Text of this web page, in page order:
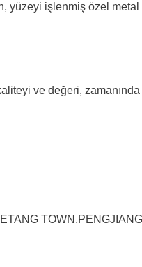
yüzeyi işlenmiş özel
ve değeri,